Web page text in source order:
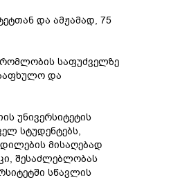
და ამჟამად, 75
საფუძველზე
და
უნივერსიტეტის
სტუდენტებს,
მისაღებად
შესაძლებლობას
სწავლის